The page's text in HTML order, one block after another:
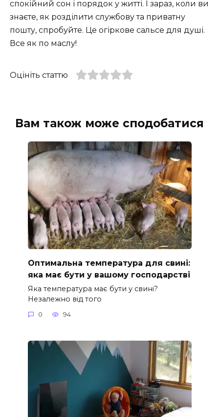
спокійний сон і порядок у житті. І зараз, коли ви
знаєте, як розділити службову та приватну
пошту, спробуйте. Це огіркове сальсе для душі.
Все як по маслу!
Оцініть статтю
Вам також може сподобатися
Оптимальна температура для свині:
яка має бути у вашому господарстві
Яка температура має бути у свині?
Незалежно від того
0 94